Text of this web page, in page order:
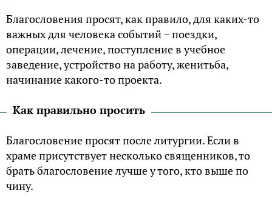
Благословения просят, как правило, для каких-то
важных для человека событий – поездки,
операции, лечение, поступление в учебное
заведение, устройство на работу, женитьба,
начинание какого-то проекта.
Как правильно просить
Благословение просят после литургии. Если в
храме присутствует несколько священников, то
брать благословение лучше у того, кто выше по
чину.